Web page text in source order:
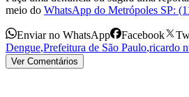
meio do WhatsApp do Metrópoles SP:
Enviar no WhatsApp Facebook
Dengue,Prefeitura de São Paulo,ricardo
Ver Comentários